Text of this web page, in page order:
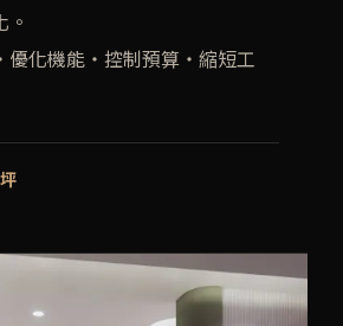
優化機能・控制預算・縮短工